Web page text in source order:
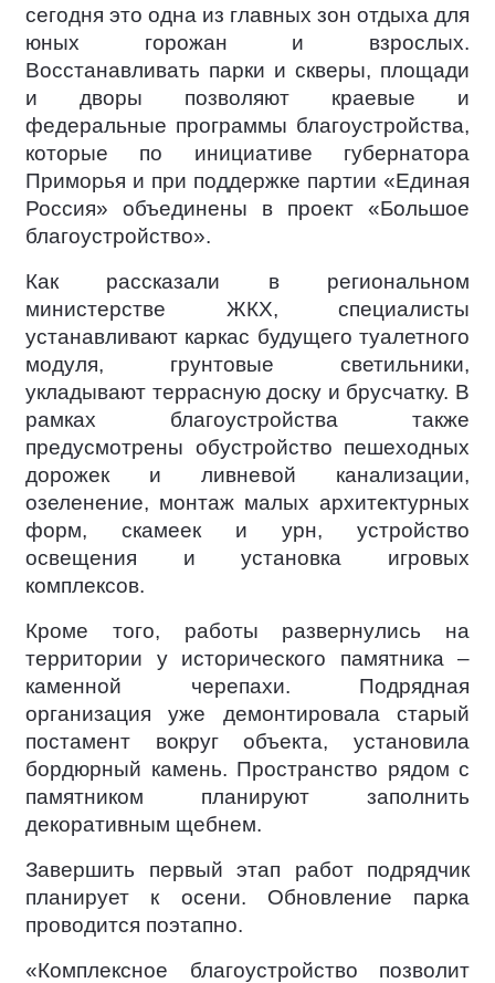
сегодня это одна из главных зон отдыха для
юных горожан и взрослых.
Восстанавливать парки и скверы, площади
и дворы позволяют краевые и
федеральные программы благоустройства,
которые по инициативе губернатора
Приморья и при поддержке партии «Единая
Россия» объединены в проект «Большое
благоустройство».
Как рассказали в региональном
министерстве ЖКХ, специалисты
устанавливают каркас будущего туалетного
модуля, грунтовые светильники,
укладывают террасную доску и брусчатку. В
рамках благоустройства также
предусмотрены обустройство пешеходных
дорожек и ливневой канализации,
озеленение, монтаж малых архитектурных
форм, скамеек и урн, устройство
освещения и установка игровых
комплексов.
Кроме того, работы развернулись на
территории у исторического памятника –
каменной черепахи. Подрядная
организация уже демонтировала старый
постамент вокруг объекта, установила
бордюрный камень. Пространство рядом с
памятником планируют заполнить
декоративным щебнем.
Завершить первый этап работ подрядчик
планирует к осени. Обновление парка
проводится поэтапно.
«Комплексное благоустройство позволит